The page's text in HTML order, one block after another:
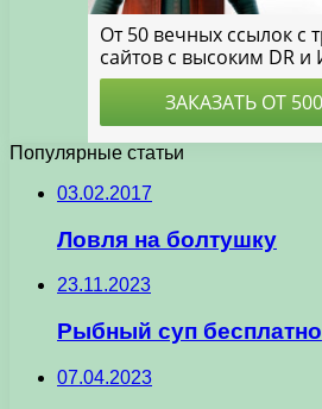
Популярные статьи
03.02.2017
Ловля на болтушку
23.11.2023
Рыбный суп бесплатно
07.04.2023